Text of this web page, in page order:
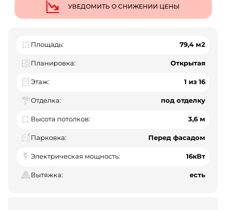
УВЕДОМИТЬ О СНИЖЕНИИ ЦЕНЫ
Площадь: 79,4 м2
Планировка: Открытая
Этаж: 1 из 16
Отделка: под отделку
Высота потолков: 3,6 м
Парковка: Перед фасадом
Электрическая мощность: 16кВт
Вытяжка: есть